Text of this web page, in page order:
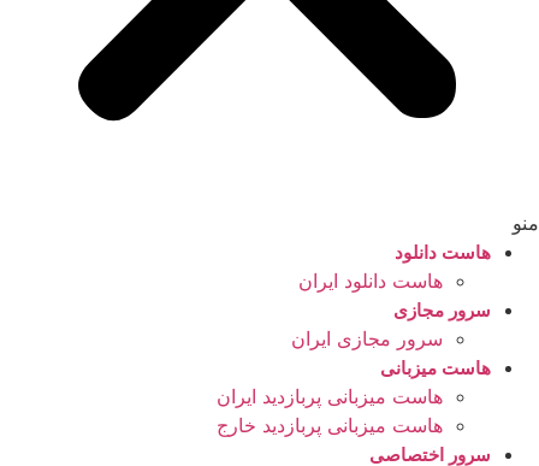
منو
هاست دانلود
هاست دانلود ایران
سرور مجازی
سرور مجازی ایران
هاست میزبانی
هاست میزبانی پربازدید ایران
هاست میزبانی پربازدید خارج
سرور اختصاصی